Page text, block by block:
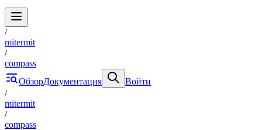
/
mitermit
/
compass
ОбзорДокументация
Войти
/
mitermit
/
compass